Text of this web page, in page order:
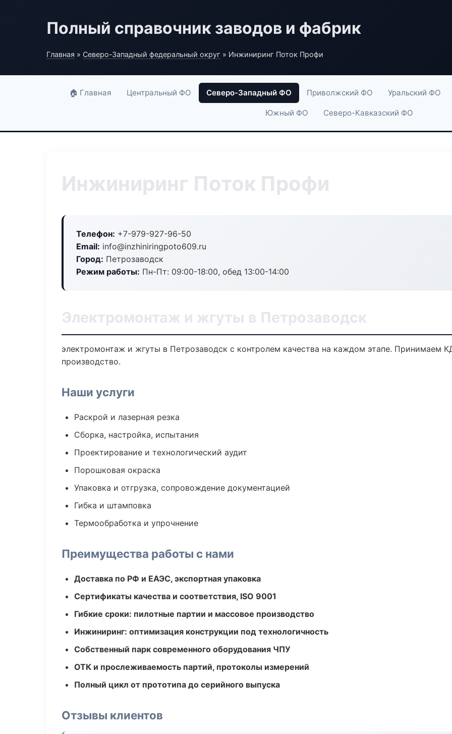
Полный справочник заводов и фабрик
Главная » Северо-Западный федеральный округ » Инжиниринг Поток Профи
🏠 Главная Центральный ФО Северо-Западный ФО Приволжский ФО Уральский ФО
Южный ФО Северо-Кавказский ФО
Инжиниринг Поток Профи
Телефон: +7-979-927-96-50
Email: info@inzhiniringpoto609.ru
Город: Петрозаводск
Режим работы: Пн-Пт: 09:00-18:00, обед 13:00-14:00
Электромонтаж и жгуты в Петрозаводск
электромонтаж и жгуты в Петрозаводск с контролем качества на каждом этапе. Принимаем
производство.
Наши услуги
Раскрой и лазерная резка
Сборка, настройка, испытания
Проектирование и технологический аудит
Порошковая окраска
Упаковка и отгрузка, сопровождение документацией
Гибка и штамповка
Термообработка и упрочнение
Преимущества работы с нами
Доставка по РФ и ЕАЭС, экспортная упаковка
Сертификаты качества и соответствия, ISO 9001
Гибкие сроки: пилотные партии и массовое производство
Инжиниринг: оптимизация конструкции под технологичность
Собственный парк современного оборудования ЧПУ
ОТК и прослеживаемость партий, протоколы измерений
Полный цикл от прототипа до серийного выпуска
Отзывы клиентов